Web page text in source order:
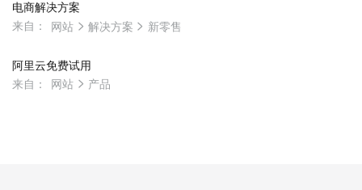
电商解决方案
来自：
网站 解决方案 新零售
阿里云免费试用
来自：
网站 产品